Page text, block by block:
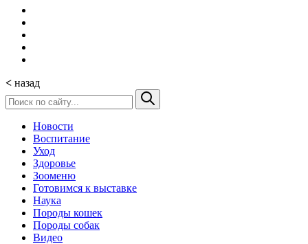
< назад
Новости
Воспитание
Уход
Здоровье
Зооменю
Готовимся к выставке
Наука
Породы кошек
Породы собак
Видео